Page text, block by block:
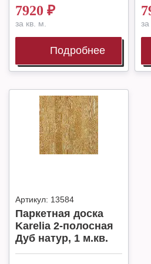
7920 ₽
за кв. м.
Подробнее
за
Артикул: 13584
Паркетная доска
Karelia 2-полосная
Дуб натур, 1 м.кв.